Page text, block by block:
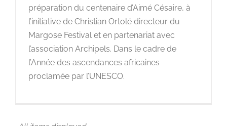
préparation du centenaire d’Aimé Césaire, à
l’initiative de Christian Ortolé directeur du
Margose Festival et en partenariat avec
l’association Archipels. Dans le cadre de
l’Année des ascendances africaines
proclamée par l’UNESCO.